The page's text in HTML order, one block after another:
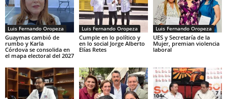
Luis Fernando Oropeza
Guaymas cambió de
rumbo y Karla
Córdova se consolida en
el mapa electoral del 2027
Luis Fernando Oropeza
Cumple en lo político y
en lo social Jorge Alberto
Elías Retes
Luis Fernando Oropeza
UES y Secretaría de la
Mujer, premian violencia
laboral